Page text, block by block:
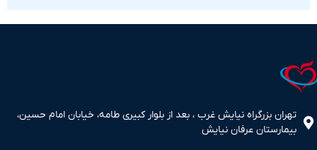
بزرگراه نیایش غرب ، بعد از بلوار کبیری طامه، خیابان امام حسین،
عرفان نیایش